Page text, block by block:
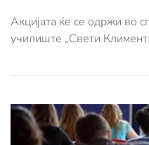
Акцијата ќе се одржи во
училиште „Свети Климент